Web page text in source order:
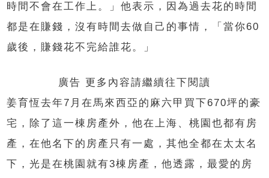
時間不會在工作上。」他表示，因為過去花的時間
都是在賺錢，沒有時間去做自己的事情，「當你60
歲後，賺錢花不完給誰花。」
廣告 更多內容請繼續往下閱讀
姜育恆去年7月在馬來西亞的麻六甲買下670坪的豪
宅，除了這一棟房產外，他在上海、桃園也都有房
產，在他名下的房產只有一處，其他全都在太太名
下，光是在桃園就有3棟房產，他透露，最愛的房